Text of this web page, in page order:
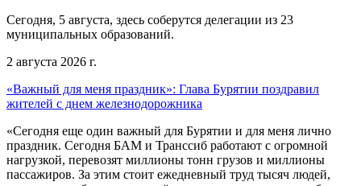
Сегодня, 5 августа, здесь соберутся делегации из 23
муниципальных образований.
2 августа 2026 г.
«Важный для меня праздник»: Глава Бурятии поздравил
жителей с днем железнодорожника
«Сегодня еще один важный для Бурятии и для меня лично
праздник. Сегодня БАМ и Транссиб работают с огромной
нагрузкой, перевозят миллионы тонн грузов и миллионы
пассажиров. За этим стоит ежедневный труд тысяч людей,